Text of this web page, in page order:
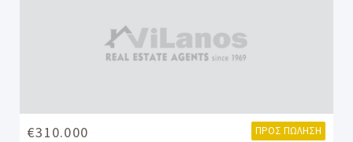
€310.000 ΠΡΟΣ ΠΏΛΗΣΗ